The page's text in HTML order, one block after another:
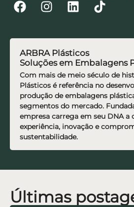
ARBRA Plásticos
Soluções em Embalagens
Com mais de meio século de
Plásticos é referência no
produção de embalagens
segmentos do mercado.
empresa carrega em seu DNA a
experiência, inovação e
sustentabilidade.
Últimas